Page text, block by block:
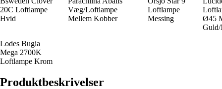
20C Loftlampe
Hvid
Væg/Loftlampe
Mellem Kobber
Loftlampe
Messing
Ø45
Guld/
Lodes Bugia
Mega 2700K
Loftlampe Krom
Produktbeskrivelser